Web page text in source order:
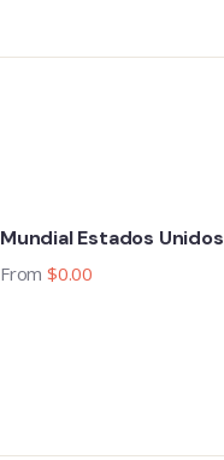
Mundial Estados
Primera Fase 13
Noches, 19 Días, 3
From $0.00